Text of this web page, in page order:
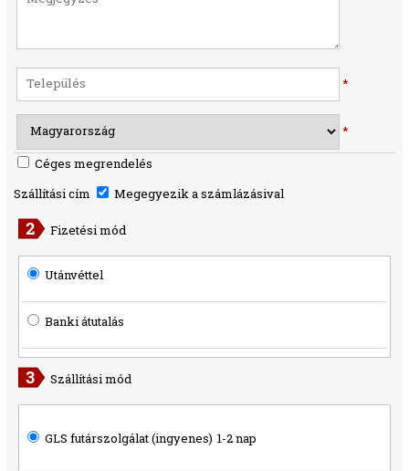
*
*
Céges megrendelés
Szállítási cím
Megegyezik a számlázásival
Fizetési mód
Utánvéttel
Banki átutalás
Szállítási mód
GLS futárszolgálat (ingyenes) 1-2 nap